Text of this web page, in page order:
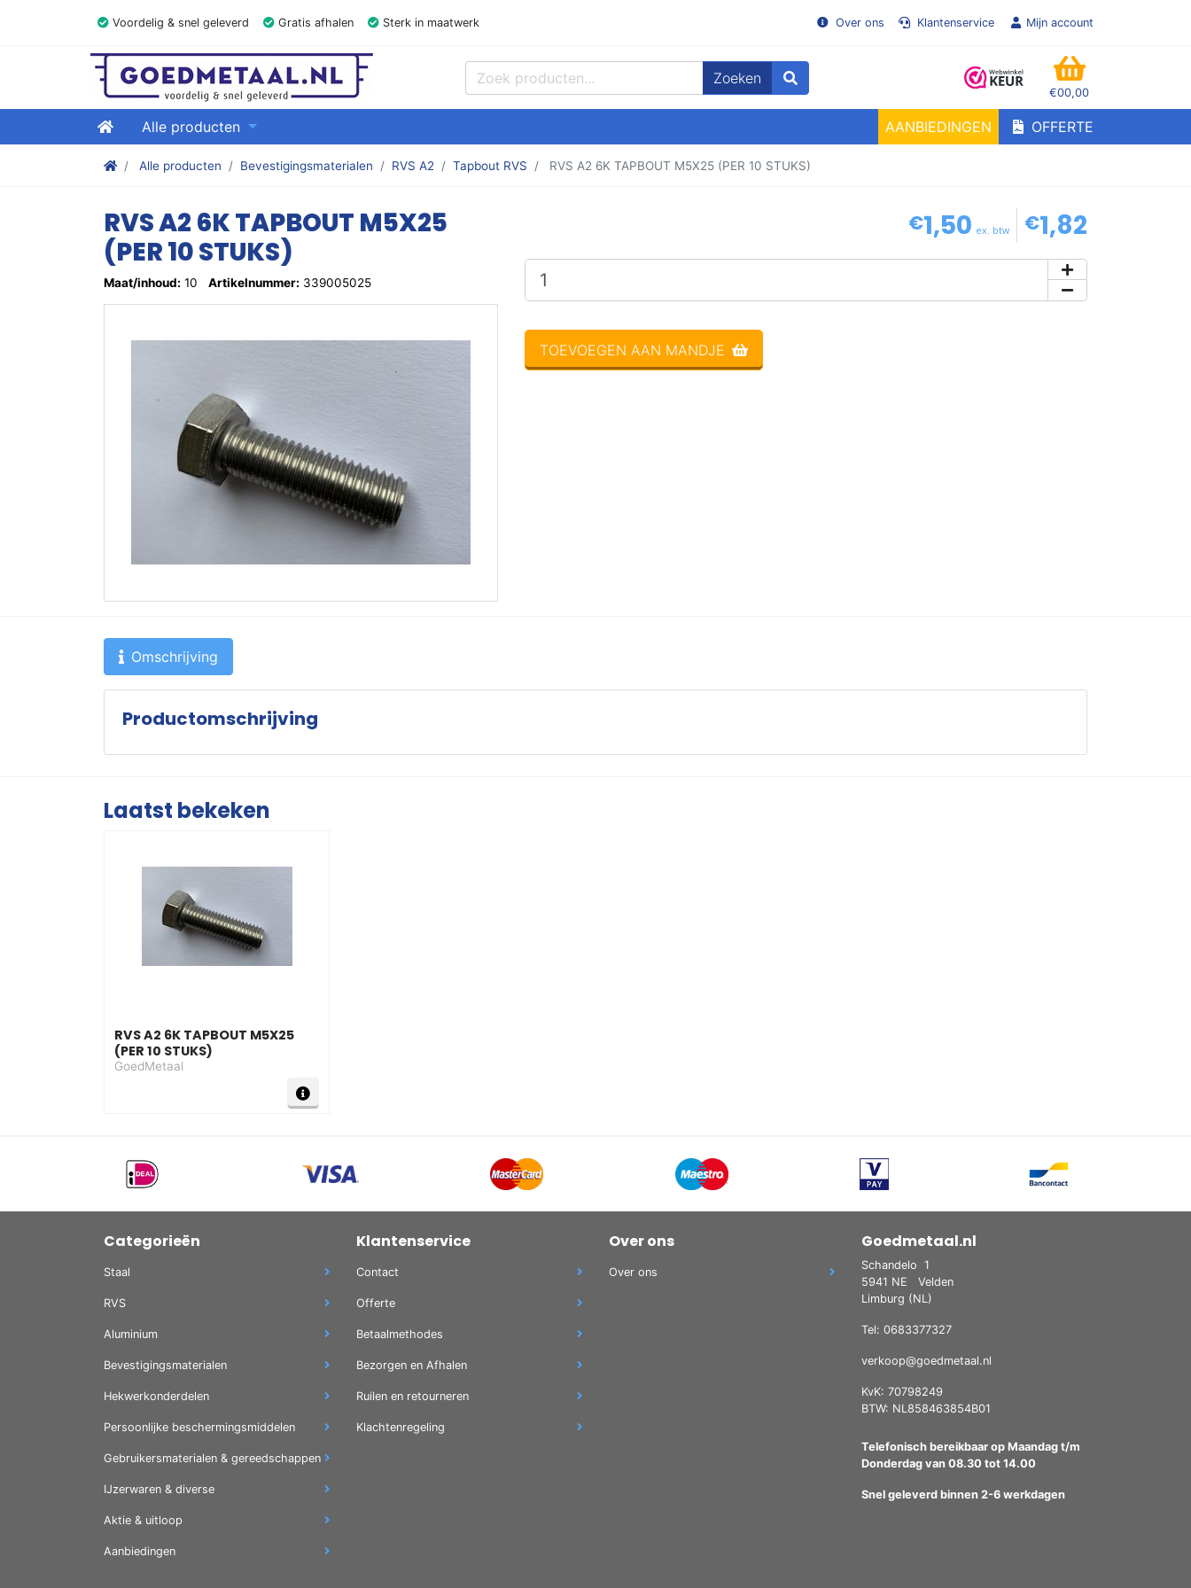
Voordelig & snel geleverd Gratis afhalen Sterk in maatwerk Over ons Klantenservice Mijn account
GOEDMETAAL.NL
Zoeken
€00,00
WINKELMANDJE
HomeAlle producten AANBIEDINGEN OFFERTE
Stalen kokers, hoekstaal, Balk, Buizen Plat, Strippen, Plaat en meer! Goedmetaal voor de beste prijzen!
Alle producten Bevestigingsmaterialen RVS A2 Tapbout RVS RVS A2 6K TAPBOUT M5X25 (PER 10 STUKS)
RVS A2 6K TAPBOUT M5X25
(PER 10 STUKS)
Maat/inhoud: 10 Artikelnummer: 339005025
€1,50 ex. btw €1,82
TOEVOEGEN AAN MANDJE
Omschrijving
Productomschrijving
Laatst bekeken
RVS A2 6K TAPBOUT M5X25
(PER 10 STUKS)
GoedMetaal
Categorieën
Staal
RVS
Aluminium
Bevestigingsmaterialen
Hekwerkonderdelen
Persoonlijke beschermingsmiddelen
Gebruikersmaterialen & gereedschappen
IJzerwaren & diverse
Aktie & uitloop
Aanbiedingen
Klantenservice
Contact
Offerte
Betaalmethodes
Bezorgen en Afhalen
Ruilen en retourneren
Klachtenregeling
Over ons
Over ons
Goedmetaal.nl
Schandelo 1
5941 NE
Velden
Limburg (NL)
Tel: 0683377327
verkoop@goedmetaal.nl
KvK: 70798249
BTW: NL858463854B01
Telefonisch bereikbaar op Maandag t/m
Donderdag van 08.30 tot 14.00
Snel geleverd binnen 2-6 werkdagen